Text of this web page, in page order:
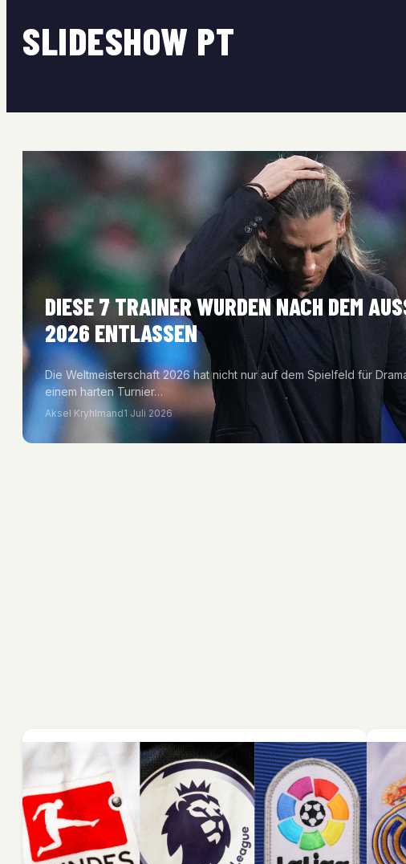
SLIDESHOW PT
DIESE 7 TRAINER WURDEN NACH DEM
2026 ENTLASSEN
Die Weltmeisterschaft 2026 hat nicht nur auf dem Spielfeld für
einem harten Turnier…
Aksel Kryhlmand1 Juli 2026